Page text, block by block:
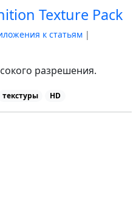
Texture Pack
к статьям |
разрешения.
текстуры HD